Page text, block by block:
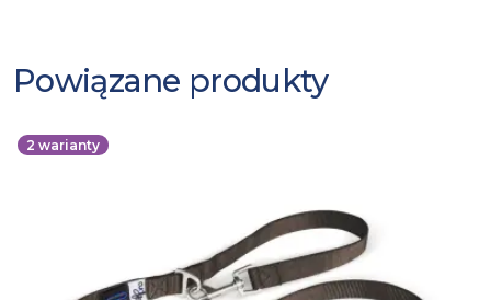
Powiązane produkty
2 warianty